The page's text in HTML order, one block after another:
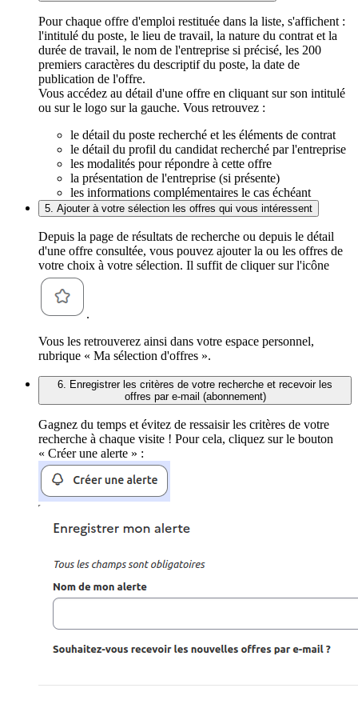
Pour chaque offre d'emploi restituée dans la liste, s'affichent :
l'intitulé du poste, le lieu de travail, la nature du contrat et la
durée de travail, le nom de l'entreprise si précisé, les 200
premiers caractères du descriptif du poste, la date de
publication de l'offre.
Vous accédez au détail d'une offre en cliquant sur son intitulé
ou sur le logo sur la gauche. Vous retrouvez :
le détail du poste recherché et les éléments de contrat
le détail du profil du candidat recherché par l'entreprise
les modalités pour répondre à cette offre
la présentation de l'entreprise (si présente)
les informations complémentaires le cas échéant
5. Ajouter à votre sélection les offres qui vous intéressent
Depuis la page de résultats de recherche ou depuis le détail
d'une offre consultée, vous pouvez ajouter la ou les offres de
votre choix à votre sélection. Il suffit de cliquer sur l'icône
.
Vous les retrouverez ainsi dans votre espace personnel,
rubrique « Ma sélection d'offres ».
6. Enregistrer les critères de votre recherche et recevoir les
offres par e-mail (abonnement)
Gagnez du temps et évitez de ressaisir les critères de votre
recherche à chaque visite ! Pour cela, cliquez sur le bouton
« Créer une alerte » :